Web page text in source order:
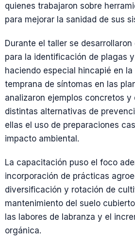
quienes trabajaron sobre
para mejorar la sanidad de sus
Durante el taller se
para la identificación de plagas
haciendo especial hincapié en
temprana de síntomas en las
analizaron ejemplos concretos y
distintas alternativas de
ellas el uso de preparaciones
impacto ambiental.
La capacitación puso el foco
incorporación de prácticas
diversificación y rotación de
mantenimiento del suelo
las labores de labranza y el
orgánica.